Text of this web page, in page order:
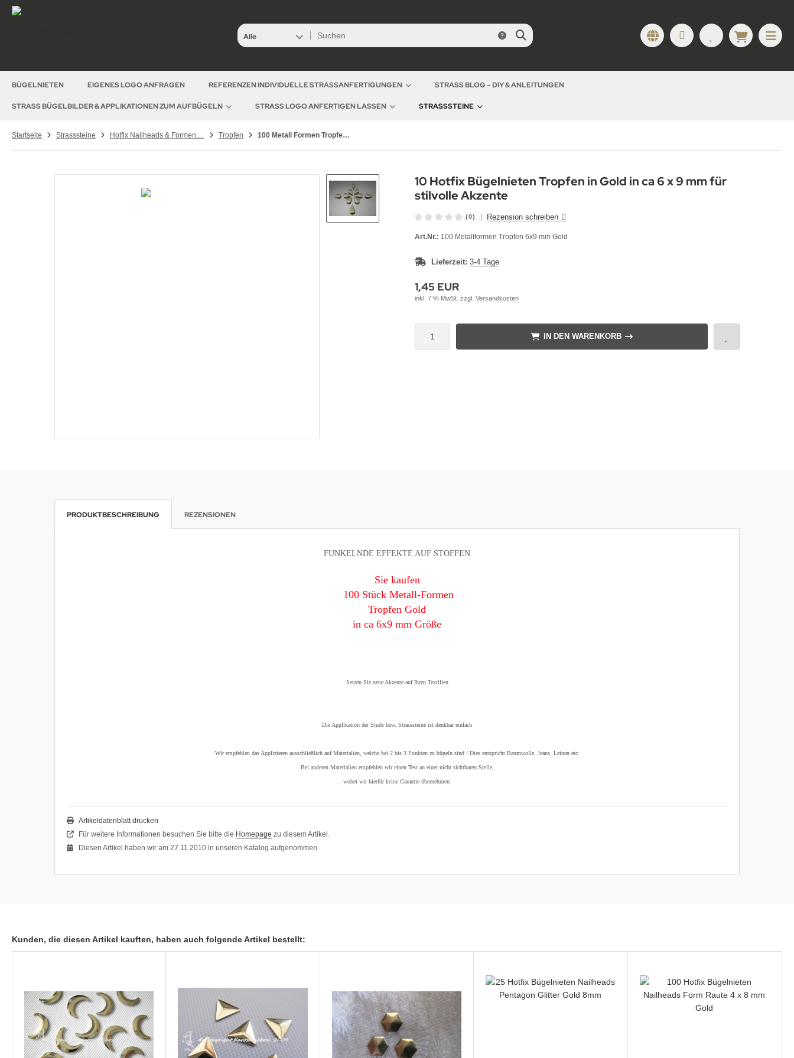
Alle
BÜGELNIETEN EIGENES LOGO ANFRAGEN REFERENZEN INDIVIDUELLE STRASSANFERTIGUNGEN STRASS BLOG – DIY & ANLEITUNGEN
STRASS BÜGELBILDER & APPLIKATIONEN ZUM AUFBÜGELN STRASS LOGO ANFERTIGEN LASSEN STRASSSTEINE
Startseite Strasssteine Hotfix Nailheads & Formen – Metallformen & Aluplättchen zum Aufbügeln Tropfen 100 Metall Formen Tropfen 6x9 mm Gold
10 Hotfix Bügelnieten Tropfen in Gold in ca 6 x 9 mm für
stilvolle Akzente
(0) Rezension schreiben
Art.Nr.: 100 Metallformen Tropfen 6x9 mm Gold
Lieferzeit: 3-4 Tage
1,45 EUR
inkl. 7 % MwSt. zzgl. Versandkosten
IN DEN WARENKORB
PRODUKTBESCHREIBUNG REZENSIONEN
FUNKELNDE EFFEKTE AUF STOFFEN
Sie kaufen
100 Stück Metall-Formen
Tropfen Gold
in ca 6x9 mm Größe
Setzen Sie neue Akzente auf Ihren Textilien
Die Applikation der Studs bzw. Strasssteine ist denkbar einfach
Wir empfehlen das Applizieren ausschließlich auf Materialien, welche bei 2 bis 3 Punkten zu bügeln sind ! Dies entspricht Baumwolle, Jeans, Leinen etc.
Bei anderen Materialien empfehlen wir einen Test an einer nicht sichtbaren Stelle,
wobei wir hierfür keine Garantie übernehmen.
Artikeldatenblatt drucken
Für weitere Informationen besuchen Sie bitte die Homepage zu diesem Artikel.
Diesen Artikel haben wir am 27.11.2010 in unseren Katalog aufgenommen.
Kunden, die diesen Artikel kauften, haben auch folgende Artikel bestellt: